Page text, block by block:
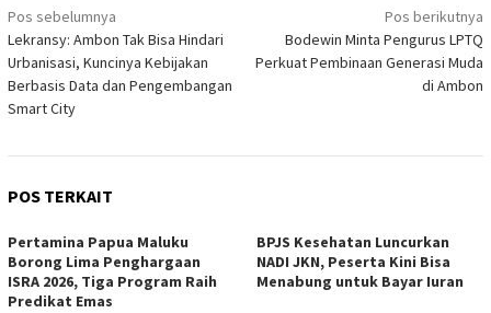
Navigasi
pos
Pos sebelumnya
Lekransy: Ambon Tak Bisa Hindari
Urbanisasi, Kuncinya Kebijakan
Berbasis Data dan Pengembangan
Smart City
Pos berikutnya
Bodewin Minta Pengurus LPTQ
Perkuat Pembinaan Generasi Muda
di Ambon
POS TERKAIT
Pertamina Papua Maluku
Borong Lima Penghargaan
ISRA 2026, Tiga Program Raih
Predikat Emas
BPJS Kesehatan Luncurkan
NADI JKN, Peserta Kini Bisa
Menabung untuk Bayar Iuran